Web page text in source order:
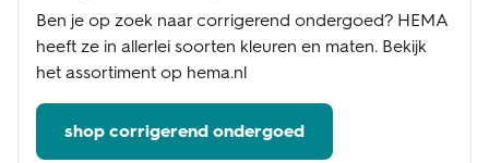
Ben je op zoek naar corrigerend ondergoed? HEMA
heeft ze in allerlei soorten kleuren en maten. Bekijk
het assortiment op hema.nl
shop corrigerend ondergoed